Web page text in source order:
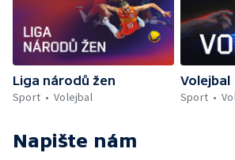
Liga národů žen
Sport
Volejbal
Volejbal
Sport
Napište nám